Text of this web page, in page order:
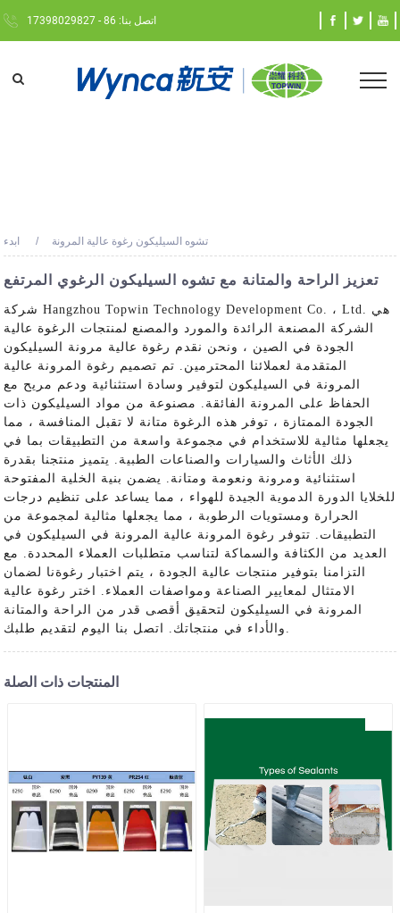
اتصل بنا: 86 - 17398029827
ابدء تشوه السيليكون رغوة عالية المرونة
تعزيز الراحة والمتانة مع تشوه السيليكون الرغوي المرتفع
شركة Hangzhou Topwin Technology Development Co. ، Ltd. هي
الشركة المصنعة الرائدة والمورد والمصنع لمنتجات الرغوة عالية
الجودة في الصين ، ونحن نقدم رغوة عالية مرونة السيليكون
المتقدمة لعملائنا المحترمين. تم تصميم رغوة المرونة عالية
المرونة في السيليكون لتوفير وسادة استثنائية ودعم مريح مع
الحفاظ على المرونة الفائقة. مصنوعة من مواد السيليكون ذات
الجودة الممتازة ، توفر هذه الرغوة متانة لا تقبل المنافسة ، مما
يجعلها مثالية للاستخدام في مجموعة واسعة من التطبيقات بما في
ذلك الأثاث والسيارات والصناعات الطبية. يتميز منتجنا بقدرة
استثنائية ومرونة ونعومة ومتانة. يضمن بنية الخلية المفتوحة
للخلايا الدورة الدموية الجيدة للهواء ، مما يساعد على تنظيم درجات
الحرارة ومستويات الرطوبة ، مما يجعلها مثالية لمجموعة من
التطبيقات. تتوفر رغوة المرونة عالية المرونة في السيليكون في
العديد من الكثافة والسماكة لتناسب متطلبات العملاء المحددة. مع
التزامنا بتوفير منتجات عالية الجودة ، يتم اختبار رغوةنا لضمان
الامتثال لمعايير الصناعة ومواصفات العملاء. اختر رغوة عالية
المرونة في السيليكون لتحقيق أقصى قدر من الراحة والمتانة
والأداء في منتجاتك. اتصل بنا اليوم لتقديم طلبك.
المنتجات ذات الصلة